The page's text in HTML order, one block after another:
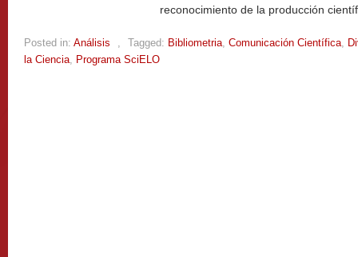
reconocimiento de la producción
Posted in: Análisis , Tagged: Bibliometria, Comunicación Científica,
la Ciencia, Programa SciELO